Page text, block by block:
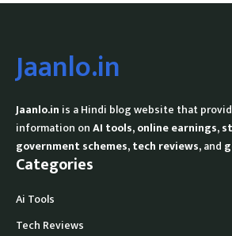
Jaanlo.in
Jaanlo.in is a Hindi blog website that
information onAI tools, online earnings,
government schemes, tech reviews,and
Categories
Ai Tools
Tech Reviews